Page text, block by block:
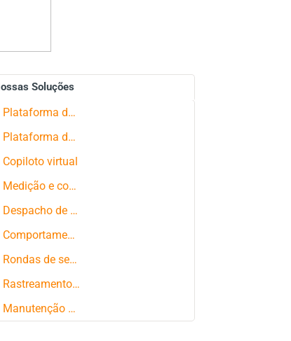
Soluções
Plataforma de rastreamento GPS
Plataforma de gerenciamento de pedidos
Copiloto virtual
Medição e controle de estados produtivos
Despacho de ônibus
Comportamento do motorista
Rondas de segurança
Rastreamento de smartphone
Manutenção de frota